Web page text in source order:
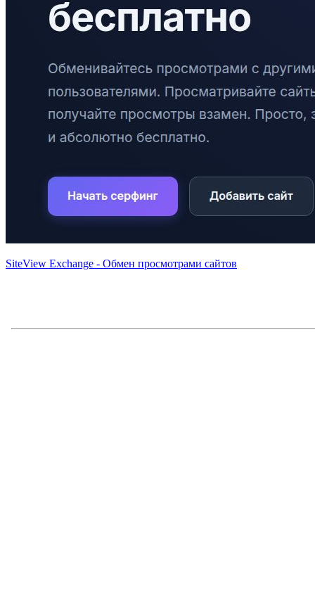
SiteView Exchange - Обмен просмотрами сайтов